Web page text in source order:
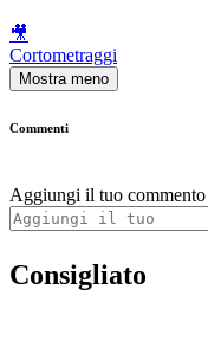
🎥
Cortometraggi
Mostra meno
Commenti
Aggiungi il tuo commento
Consigliato